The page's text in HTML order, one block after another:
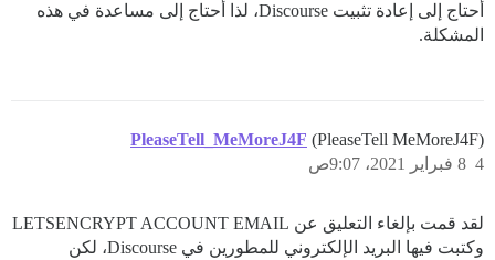
أحتاج إلى إعادة تثبيت Discourse، لذا أحتاج إلى مساعدة في هذه
المشكلة.
PleaseTell_MeMoreJ4F (PleaseTell MeMoreJ4F)
8 فبراير 2021، 9:07ص 4
لقد قمت بإلغاء التعليق عن LETSENCRYPT ACCOUNT EMAIL
وكتبت فيها البريد الإلكتروني للمطورين في Discourse، لكن